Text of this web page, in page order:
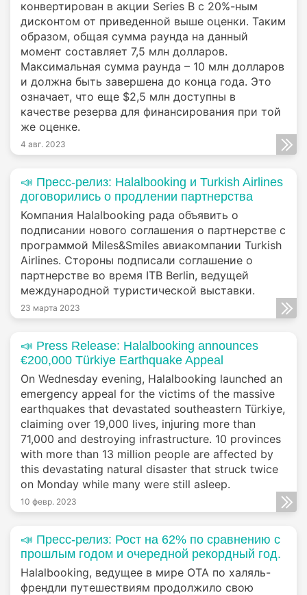
конвертирован в акции Series B с 20%-ным
дисконтом от приведенной выше оценки. Таким
образом, общая сумма раунда на данный
момент составляет 7,5 млн долларов.
Максимальная сумма раунда – 10 млн долларов
и должна быть завершена до конца года. Это
означает, что еще $2,5 млн доступны в
качестве резерва для финансирования при той
же оценке.
4 авг. 2023
📣 Пресс-релиз: Halalbooking и Turkish Airlines
договорились о продлении партнерства
Компания Halalbooking рада объявить о
подписании нового соглашения о партнерстве с
программой Miles&Smiles авиакомпании Turkish
Airlines. Стороны подписали соглашение о
партнерстве во время ITB Berlin, ведущей
международной туристической выставки.
23 марта 2023
📣 Press Release: Halalbooking announces
€200,000 Türkiye Earthquake Appeal
On Wednesday evening, Halalbooking launched an
emergency appeal for the victims of the massive
earthquakes that devastated southeastern Türkiye,
claiming over 19,000 lives, injuring more than
71,000 and destroying infrastructure. 10 provinces
with more than 13 million people are affected by
this devastating natural disaster that struck twice
on Monday while many were still asleep.
10 февр. 2023
📣 Пресс-релиз: Рост на 62% по сравнению с
прошлым годом и очередной рекордный год.
Halalbooking, ведущее в мире ОТА по халяль-
френдли путешествиям продолжило свою